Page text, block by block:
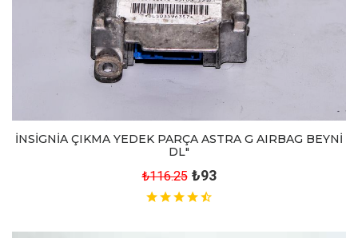
İNSİGNİA ÇIKMA YEDEK PARÇA ASTRA G AIRBAG BEYNİ
DL"
₺116.25 ₺93